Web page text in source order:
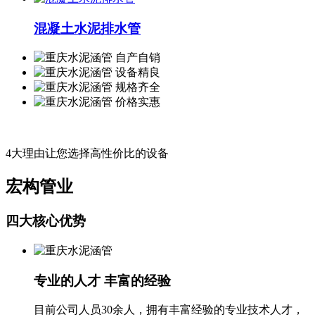
混凝土水泥排水管
自产自销
设备精良
规格齐全
价格实惠
4大理由让您选择高性价比的设备
宏构管业
四大核心优势
专业的人才 丰富的经验
目前公司人员30余人，拥有丰富经验的专业技术人才，